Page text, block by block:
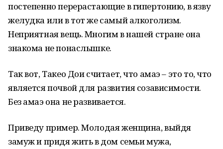
постепенно перерастающие в гипертонию, в язву
желудка или в тот же самый алкоголизм.
Неприятная вещь. Многим в нашей стране она
знакома не понаслышке.
Так вот, Такео Дои считает, что амаэ – это то, что
является почвой для развития созависимости.
Без амаэ она не развивается.
Приведу пример. Молодая женщина, выйдя
замуж и придя жить в дом семьи мужа,